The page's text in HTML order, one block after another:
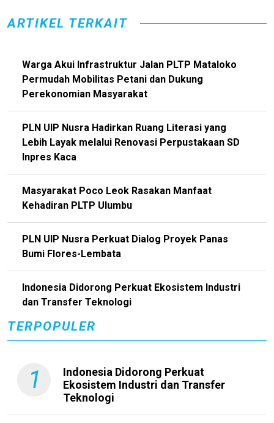
ARTIKEL TERKAIT
Warga Akui Infrastruktur Jalan PLTP Mataloko
Permudah Mobilitas Petani dan Dukung
Perekonomian Masyarakat
PLN UIP Nusra Hadirkan Ruang Literasi yang
Lebih Layak melalui Renovasi Perpustakaan SD
Inpres Kaca
Masyarakat Poco Leok Rasakan Manfaat
Kehadiran PLTP Ulumbu
PLN UIP Nusra Perkuat Dialog Proyek Panas
Bumi Flores-Lembata
Indonesia Didorong Perkuat Ekosistem Industri
dan Transfer Teknologi
TERPOPULER
1
Indonesia Didorong Perkuat
Ekosistem Industri dan Transfer
Teknologi